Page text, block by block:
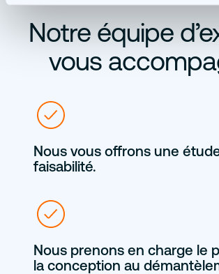
Notre équipe
vous
Nous vous offrons une
faisabilité.
Nous prenons en charge le
la conception au